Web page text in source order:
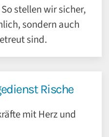
stellen wir sicher,
sondern auch
sind.
Rische
mit Herz und